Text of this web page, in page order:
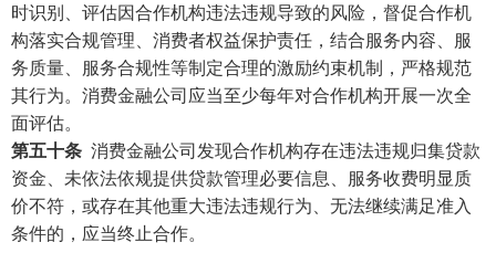
时识别、评估因合作机构违法违规导致的风险，督促合作机
构落实合规管理、消费者权益保护责任，结合服务内容、服
务质量、服务合规性等制定合理的激励约束机制，严格规范
其行为。消费金融公司应当至少每年对合作机构开展一次全
面评估。
第五十条 消费金融公司发现合作机构存在违法违规归集贷款
资金、未依法依规提供贷款管理必要信息、服务收费明显质
价不符，或存在其他重大违法违规行为、无法继续满足准入
条件的，应当终止合作。